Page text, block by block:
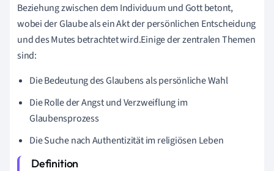
Beziehung zwischen dem Individuum und Gott betont,
wobei der Glaube als ein Akt der persönlichen Entscheidung
und des Mutes betrachtet wird.Einige der zentralen Themen
sind:
Die Bedeutung des Glaubens als persönliche Wahl
Die Rolle der Angst und Verzweiflung im
Glaubensprozess
Die Suche nach Authentizität im religiösen Leben